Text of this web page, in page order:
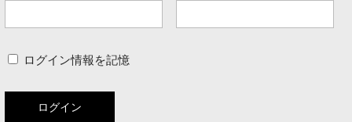
ログイン情報を記憶